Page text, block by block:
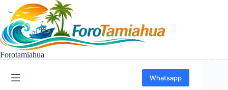
contenido
Forotamiahua
Whatsapp